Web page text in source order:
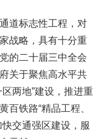
道标志性工程，对
战略，具有十分重
的二十届三中全会
关于聚焦高水平共
两地”建设，推进重
百铁路“精品工程、
交通强区建设，服